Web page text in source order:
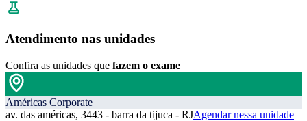
Atendimento nas unidades
Confira as unidades que fazem o exame
Américas Corporate
av. das américas, 3443 - barra da tijuca - RJAgendar nessa unidade